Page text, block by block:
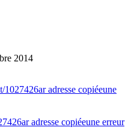
2014
1027426aradresse copiéeune
adresse copiéeune erreur